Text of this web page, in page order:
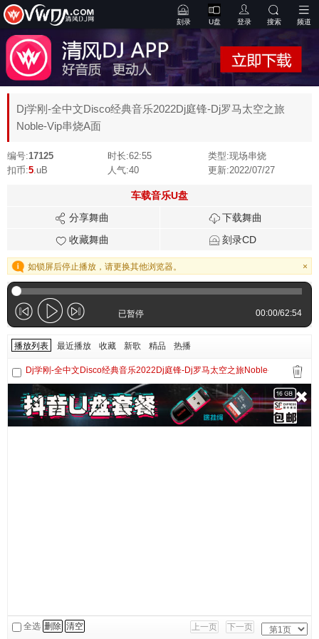
刻录 U盘 登录 搜索 频道
Dj学刚-全中文Disco经典音乐2022Dj庭锋-Dj罗马太空之旅
Noble-Vip串烧A面
编号:17125 时长:62:55 类型:现场串烧
扣币:5.uB 人气:40 更新:2022/07/27
车载音乐U盘
分享舞曲
下载舞曲
收藏舞曲
刻录CD
如锁屏后停止播放，请更换其他浏览器。 ×
已暂停 00:00/62:54
播放列表 最近播放 收藏 新歌 精品 热播
Dj学刚-全中文Disco经典音乐2022Dj庭锋-Dj罗马太空之旅Noble-Vip串烧A面
全选 删除 清空 上一页 下一页